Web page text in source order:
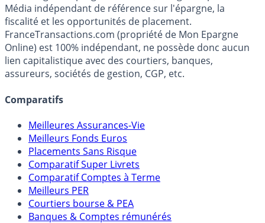
Premier guide épargne de France, en ligne depuis 2001.
Média indépendant de référence sur l'épargne, la
fiscalité et les opportunités de placement.
FranceTransactions.com (propriété de Mon Epargne
Online) est 100% indépendant, ne possède donc aucun
lien capitalistique avec des courtiers, banques,
Meilleures Assurances-Vie
Meilleurs Fonds Euros
Placements Sans Risque
Comparatif Super Livrets
Comparatif Comptes à Terme
Meilleurs PER
Courtiers bourse & PEA